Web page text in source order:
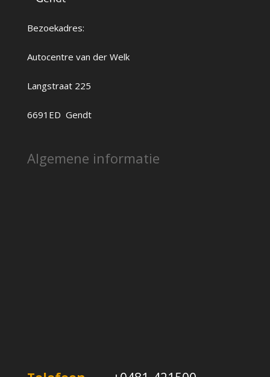
Bezoekadres:
Autocentre van der Welk
Langstraat 225
6691ED Gendt
Algemene informatie